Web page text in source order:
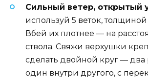
Сильный ветер, открытый
используй 5 веток, толщиной
Вбей их плотнее — на
ствола. Свяжи верхушки
сделать двойной круг — два
один внутри другого, с